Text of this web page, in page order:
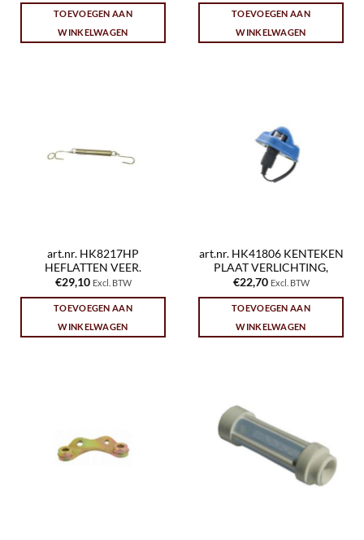
TOEVOEGEN AAN
WINKELWAGEN
TOEVOEGEN AAN
WINKELWAGEN
art.nr. HK8217HP
HEFLATTEN VEER.
€29,10 Excl. BTW
TOEVOEGEN AAN
WINKELWAGEN
art.nr. HK41806 KENTEKEN
PLAAT VERLICHTING,
€22,70 Excl. BTW
TOEVOEGEN AAN
WINKELWAGEN